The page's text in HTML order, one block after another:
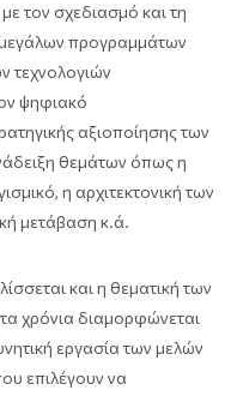
τον σχεδιασμό και τη
μεγάλων προγραμμάτων
τεχνολογιών
ψηφιακό
αξιοποίησης των
θεμάτων όπως η
η αρχιτεκτονική των
μετάβαση κ.ά.
και η θεματική των
χρόνια διαμορφώνεται
εργασία των μελών
επιλέγουν να